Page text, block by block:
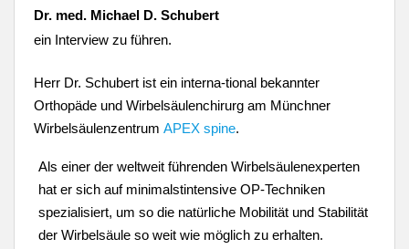
Dr. med. Michael D. Schubert
ein Interview zu führen.
Herr Dr. Schubert ist ein interna-tional bekannter
Orthopäde und Wirbelsäulenchirurg am Münchner
Wirbelsäulenzentrum APEX spine.
Als einer der weltweit führenden Wirbelsäulenexperten
hat er sich auf minimalstintensive OP-Techniken
spezialisiert, um so die natürliche Mobilität und Stabilität
der Wirbelsäule so weit wie möglich zu erhalten.